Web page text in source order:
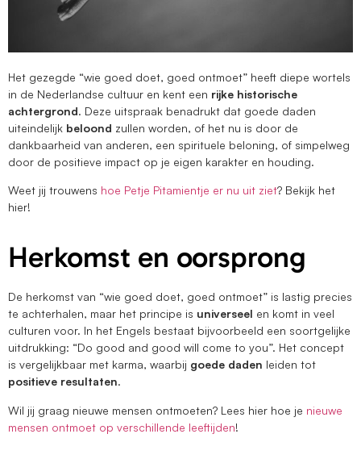
Het gezegde “wie goed doet, goed ontmoet” heeft diepe wortels
in de Nederlandse cultuur en kent een rijke historische
achtergrond. Deze uitspraak benadrukt dat goede daden
uiteindelijk beloond zullen worden, of het nu is door de
dankbaarheid van anderen, een spirituele beloning, of simpelweg
door de positieve impact op je eigen karakter en houding.
Weet jij trouwens hoe Petje Pitamientje er nu uit ziet? Bekijk het
hier!
Herkomst en oorsprong
De herkomst van “wie goed doet, goed ontmoet” is lastig precies
te achterhalen, maar het principe is universeel en komt in veel
culturen voor. In het Engels bestaat bijvoorbeeld een soortgelijke
uitdrukking: “Do good and good will come to you”. Het concept
is vergelijkbaar met karma, waarbij goede daden leiden tot
positieve resultaten.
Wil jij graag nieuwe mensen ontmoeten? Lees hier hoe je nieuwe
mensen ontmoet op verschillende leeftijden!